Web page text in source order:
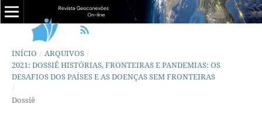
INÍCIO / ARQUIVOS /
2021: DOSSIÊ HISTÓRIAS, FRONTEIRAS E PANDEMIAS: OS
DESAFIOS DOS PAÍSES E AS DOENÇAS SEM FRONTEIRAS
/
Dossiê